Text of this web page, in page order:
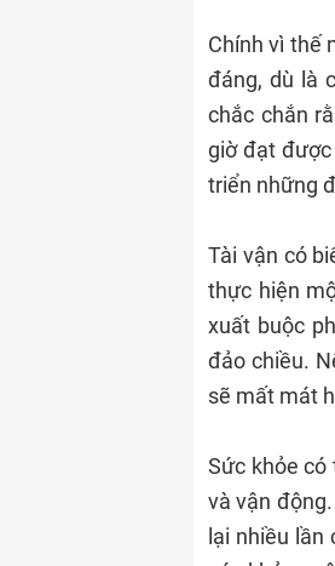
Chính vì thế
đáng, dù là
chắc chắn
giờ đạt được
triển những
Tài vận có
thực hiện
xuất buộc
đảo chiều.
sẽ mất mát
Sức khỏe có
và vận
lại nhiều